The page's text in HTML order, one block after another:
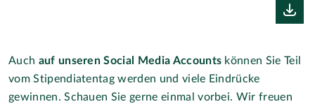
Auch auf unseren Social Media Accounts können Sie Teil
vom Stipendiatentag werden und viele Eindrücke
gewinnen. Schauen Sie gerne einmal vorbei. Wir freuen